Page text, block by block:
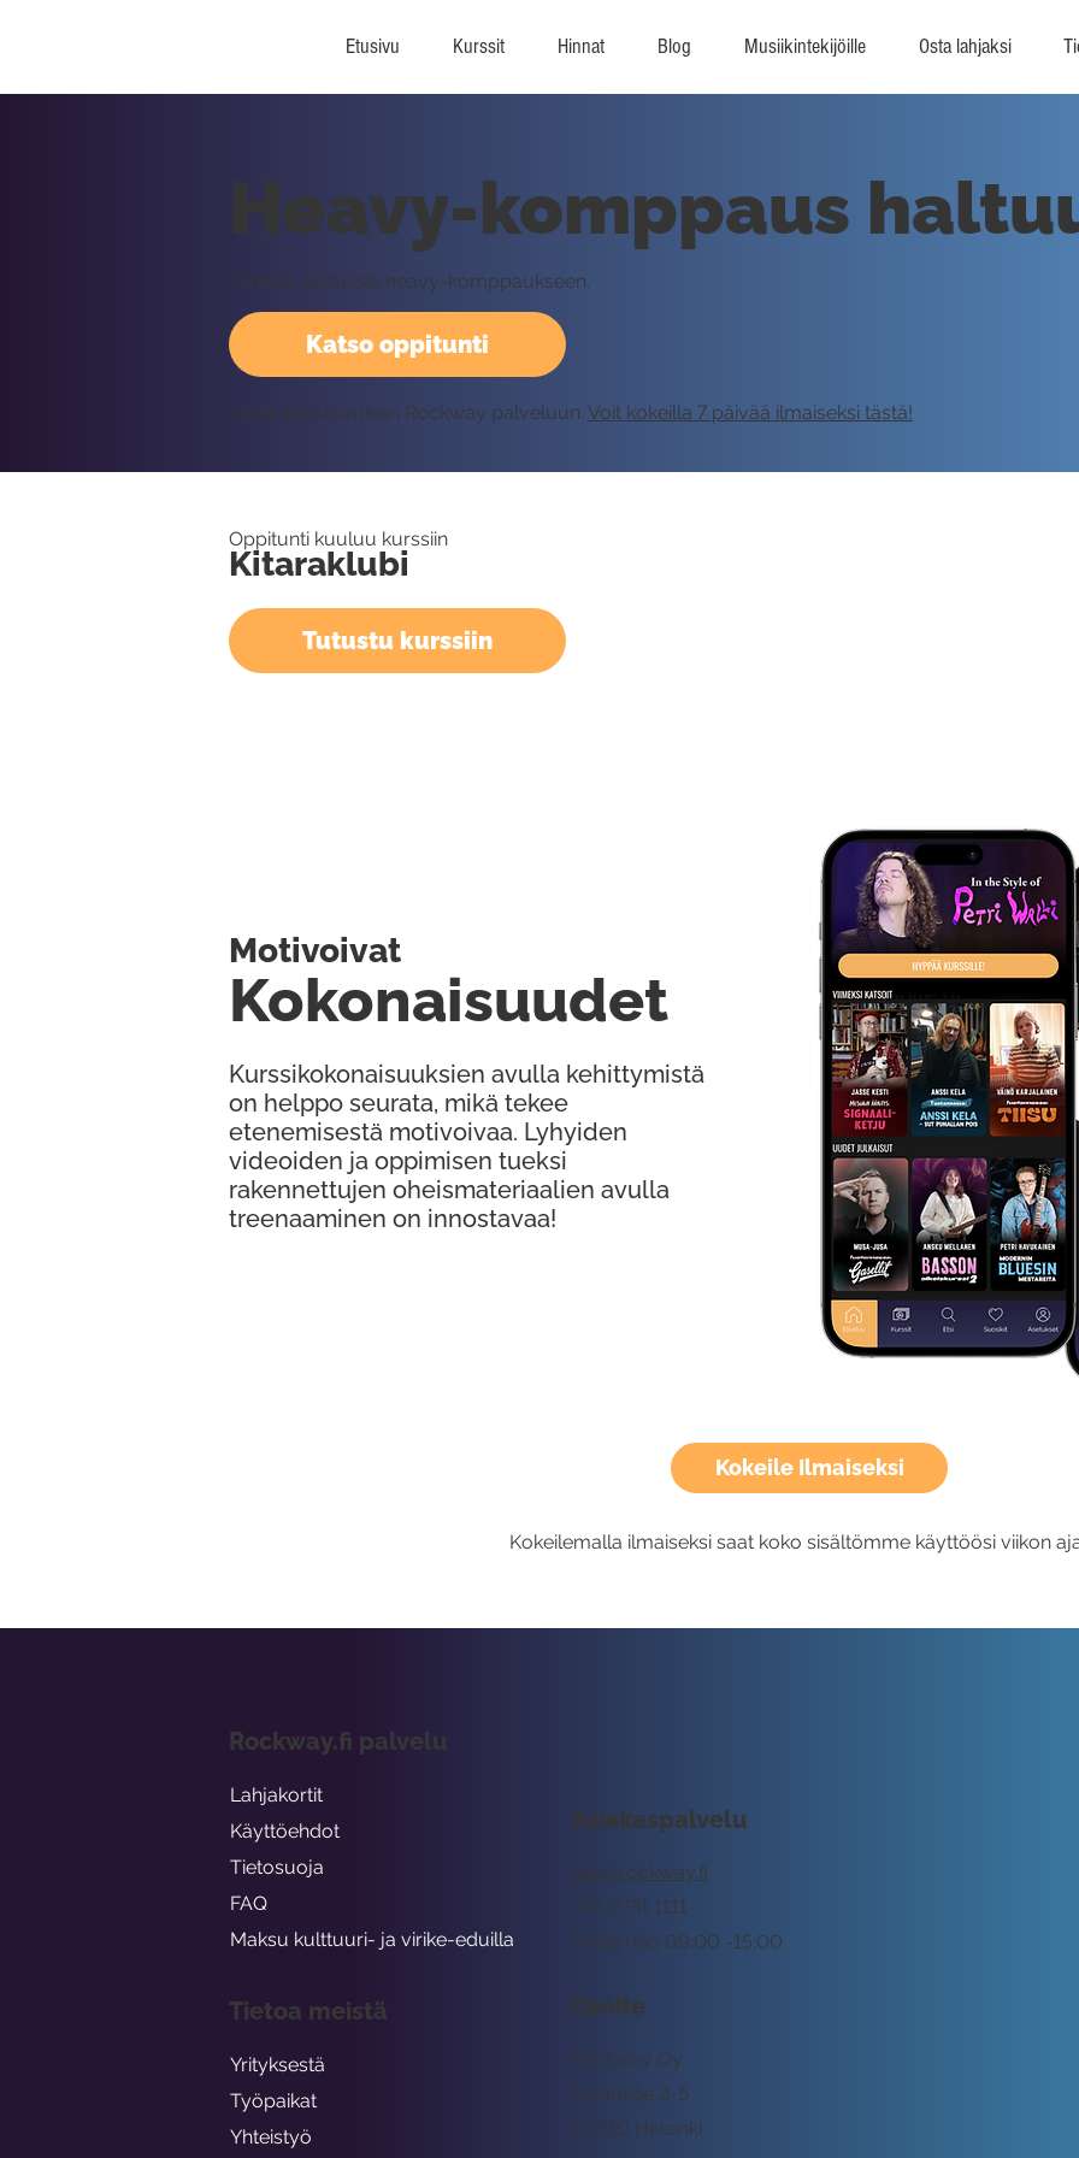
Etusivu Kurssit Hinnat Blog Musiikintekijöille Osta lahjaksi
Kokeile Ilmaiseksi
Kokeilemalla ilmaiseksi saat koko sisältömme käyttöösi viikon
Katso oppitunti
Heavy-komppaus
Tärkeitä ajatuksia heavy-komppaukseen.
Vaatii kirjautumisen Rockway palveluun. Voit kokeilla 7 päivää ilmaiseksi tästä!
Oppitunti kuuluu kurssiin
Kitaraklubi
Tutustu kurssiin
Kurssikokonaisuuksien avulla kehittymistä
on helppo seurata, mikä tekee
etenemisestä motivoivaa. Lyhyiden
videoiden ja oppimisen tueksi
rakennettujen oheismateriaalien avulla
treenaaminen on innostavaa!
Kokonaisuudet
Motivoivat
Asiakaspalvelu
tuki@rockway.fi
Arkisin klo 09:00 -15:00
045 7731 1111
Osoite
Rockway Oy
Lemuntie 3-5
00510 Helsinki
Rockway.fi palvelu
Lahjakortit
Käyttöehdot
Tietosuoja
FAQ
Maksu kulttuuri- ja virike-eduilla
Tietoa meistä
Yrityksestä
Työpaikat
Yhteistyö